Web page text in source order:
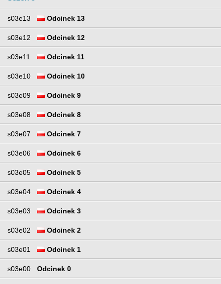
s03e13 Odcinek 13
s03e12 Odcinek 12
s03e11 Odcinek 11
s03e10 Odcinek 10
s03e09 Odcinek 9
s03e08 Odcinek 8
s03e07 Odcinek 7
s03e06 Odcinek 6
s03e05 Odcinek 5
s03e04 Odcinek 4
s03e03 Odcinek 3
s03e02 Odcinek 2
s03e01 Odcinek 1
s03e00 Odcinek 0